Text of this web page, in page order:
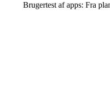
Brugertest af apps: Fra